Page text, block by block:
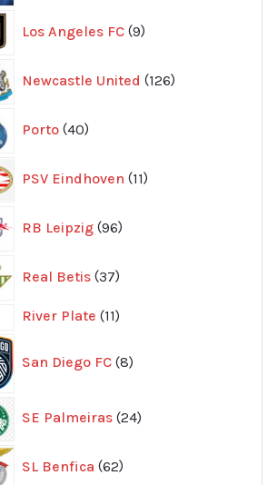
Los Angeles FC 9
produkter
Newcastle United 126
produkter
Porto 40
produkter
PSV Eindhoven 11
produkter
RB Leipzig 96
produkter
Real Betis 37
produkter
River Plate 1111
San Diego FC 8produkter
SE Palmeiras 24
produkter
SL Benfica 62
produkter